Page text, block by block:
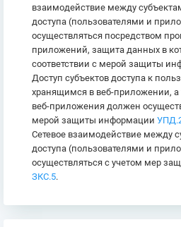
взаимодействие между
доступа (пользователями и
осуществляться посредством
приложений, защита данных в
соответствии с мерой защиты
Доступ субъектов доступа к
хранящимся в веб-приложении, а
веб-приложения должен
мерой защиты информации
Сетевое взаимодействие между
доступа (пользователями и
осуществляться с учетом мер
ЗКС.5.